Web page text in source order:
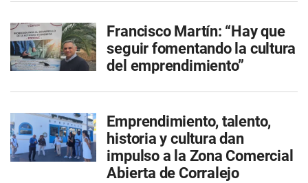
Francisco Martín: “Hay que
seguir fomentando la cultura
del emprendimiento”
Emprendimiento, talento,
historia y cultura dan
impulso a la Zona Comercial
Abierta de Corralejo